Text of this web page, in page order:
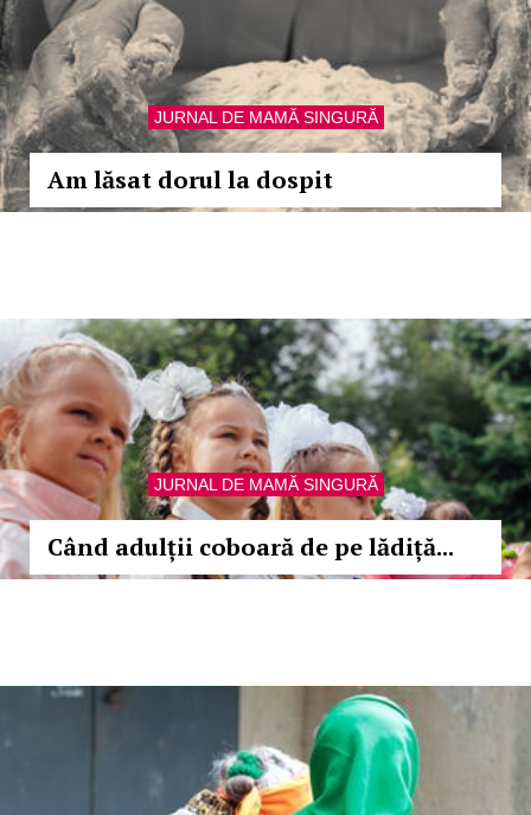
JURNAL DE MAMĂ SINGURĂ
Am lăsat dorul la dospit
JURNAL DE MAMĂ SINGURĂ
Când adulții coboară de pe lădiță...